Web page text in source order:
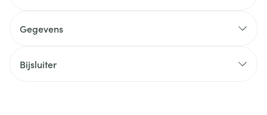
Gegevens
Bijsluiter